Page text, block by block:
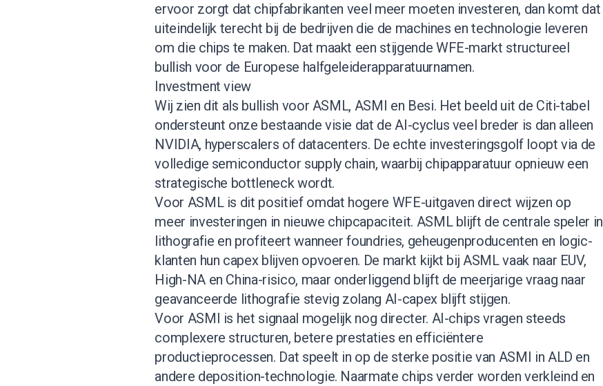
ervoor zorgt dat chipfabrikanten veel meer moeten investeren, dan komt dat
uiteindelijk terecht bij de bedrijven die de machines en technologie leveren
om die chips te maken. Dat maakt een stijgende WFE-markt structureel
bullish voor de Europese halfgeleiderapparatuurnamen.
Investment view
Wij zien dit als bullish voor ASML, ASMI en Besi. Het beeld uit de Citi-tabel
ondersteunt onze bestaande visie dat de AI-cyclus veel breder is dan alleen
NVIDIA, hyperscalers of datacenters. De echte investeringsgolf loopt via de
volledige semiconductor supply chain, waarbij chipapparatuur opnieuw een
strategische bottleneck wordt.
Voor ASML is dit positief omdat hogere WFE-uitgaven direct wijzen op
meer investeringen in nieuwe chipcapaciteit. ASML blijft de centrale speler in
lithografie en profiteert wanneer foundries, geheugenproducenten en logic-
klanten hun capex blijven opvoeren. De markt kijkt bij ASML vaak naar EUV,
High-NA en China-risico, maar onderliggend blijft de meerjarige vraag naar
geavanceerde lithografie stevig zolang AI-capex blijft stijgen.
Voor ASMI is het signaal mogelijk nog directer. AI-chips vragen steeds
complexere structuren, betere prestaties en efficiëntere
productieprocessen. Dat speelt in op de sterke positie van ASMI in ALD en
andere deposition-technologie. Naarmate chips verder worden verkleind en